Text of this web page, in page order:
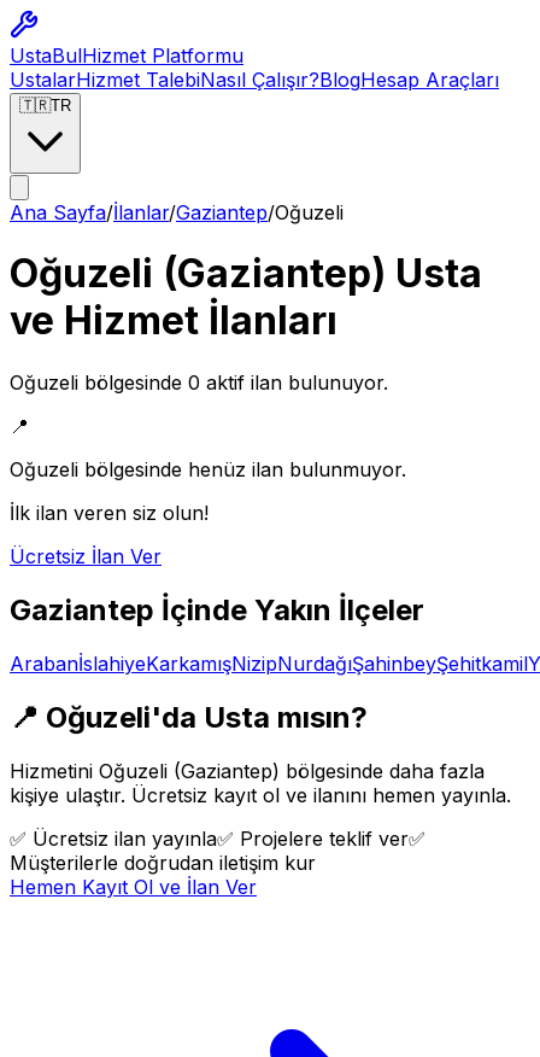
UstaBulHizmet Platformu
UstalarHizmet TalebiNasıl Çalışır?BlogHesap Araçları
🇹🇷TR
Ana Sayfa/İlanlar/Gaziantep/Oğuzeli
Oğuzeli (Gaziantep) Usta
ve Hizmet İlanları
Oğuzeli bölgesinde 0 aktif ilan bulunuyor.
📍
Oğuzeli bölgesinde henüz ilan bulunmuyor.
İlk ilan veren siz olun!
Ücretsiz İlan Ver
Gaziantep İçinde Yakın İlçeler
ArabanİslahiyeKarkamışNizipNurdağıŞahinbeyŞehitkamil
📍 Oğuzeli'da Usta mısın?
Hizmetini Oğuzeli (Gaziantep) bölgesinde daha fazla
kişiye ulaştır. Ücretsiz kayıt ol ve ilanını hemen yayınla.
✅ Ücretsiz ilan yayınla✅ Projelere teklif ver✅
Müşterilerle doğrudan iletişim kur
Hemen Kayıt Ol ve İlan Ver